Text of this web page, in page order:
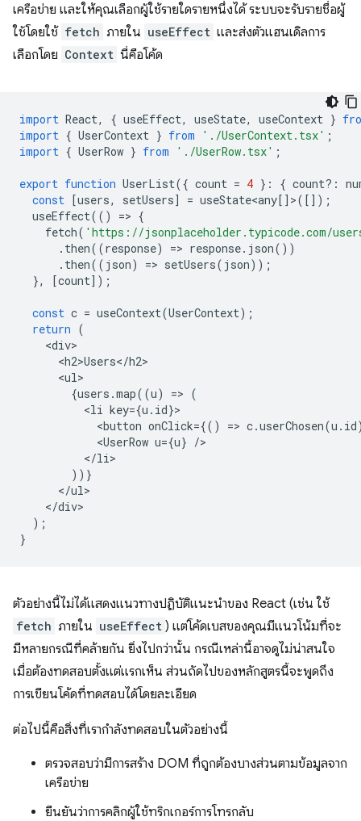
เครือข่าย และให้คุณเลือกผู้ใช้รายใดรายหนึ่งได้ ระบบจะรับรายชื่อผู้
ใช้โดยใช้ fetch ภายใน useEffect และส่งตัวแฮนเดิลการ
เลือกโดย Context นี่คือโค้ด
import React, { useEffect, useState, useContext }
import { UserContext } from './UserContext.tsx' ;
import { UserRow } from './UserRow.tsx' ;
export function UserList({ count = 4 } : { count?:
const [users, setUsers] = useState<any[]>([]);
useEffect(() => {
fetch( 'https://jsonplaceholder.typicode.com/
. then((response) => response. json())
. then(( json) => setUsers( json));
},
[count]);
const c = useContext(UserContext);
return (
<div
<h2>Users</h2
<ul
{users .map((u) => (
<li key={u . id}
<button onClick={() => c.userChosen(u . id
<UserRow u={u} /
</li
))}
</ul
</div
);
}
ตัวอย่างนี้ไม่ได้แสดงแนวทางปฏิบัติแนะนำของ React (เช่น ใช้
fetch ภายใน useEffect ) แต่โค้ดเบสของคุณมีแนวโน้มที่จะ
มีหลายกรณีที่คล้ายกัน ยิ่งไปกว่านั้น กรณีเหล่านี้อาจดูไม่น่าสนใจ
เมื่อต้องทดสอบตั้งแต่แรกเห็น ส่วนถัดไปของหลักสูตรนี้จะพูดถึง
การเขียนโค้ดที่ทดสอบได้โดยละเอียด
ต่อไปนี้คือสิ่งที่เรากำลังทดสอบในตัวอย่างนี้
ตรวจสอบว่ามีการสร้าง DOM ที่ถูกต้องบางส่วนตามข้อมูลจาก
เครือข่าย
ยืนยันว่าการคลิกผู้ใช้ทริกเกอร์การโทรกลับ